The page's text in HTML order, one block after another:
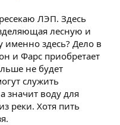
ЛЭП. Здесь
лесную и
здесь? Дело в
и Фарс приобретает
не будет
служить
значит воду для
реки. Хотя пить